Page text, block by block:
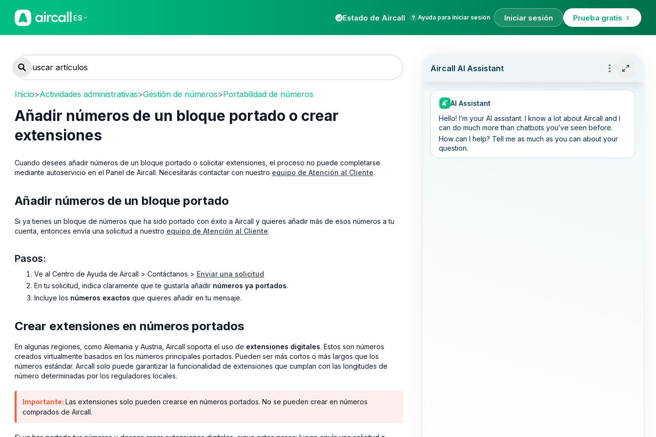
ES Estado de Aircall Ayuda para iniciar sesión Iniciar sesión Prueba gratis
Inicio>Actividades administrativas>Gestión de números>Portabilidad de números
Añadir números de un bloque portado o crear
extensiones
Cuando desees añadir números de un bloque portado o solicitar extensiones, el proceso no puede completarse
mediante autoservicio en el Panel de Aircall. Necesitarás contactar con nuestro equipo de Atención al Cliente.
Añadir números de un bloque portado
Si ya tienes un bloque de números que ha sido portado con éxito a Aircall y quieres añadir más de esos números a tu
cuenta, entonces envía una solicitud a nuestro equipo de Atención al Cliente.
Pasos:
Ve al Centro de Ayuda de Aircall > Contáctanos > Enviar una solicitud
En tu solicitud, indica claramente que te gustaría añadir números ya portados.
Incluye los números exactos que quieres añadir en tu mensaje.
Crear extensiones en números portados
En algunas regiones, como Alemania y Austria, Aircall soporta el uso de extensiones digitales. Estos son números
creados virtualmente basados en los números principales portados. Pueden ser más cortos o más largos que los
números estándar. Aircall solo puede garantizar la funcionalidad de extensiones que cumplan con las longitudes de
número determinadas por los reguladores locales.
Importante: Las extensiones solo pueden crearse en números portados. No se pueden crear en números
comprados de Aircall.